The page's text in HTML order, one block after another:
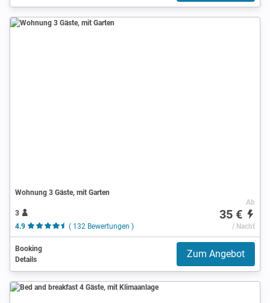
Wohnung 3 Gäste, mit Garten
3
4.9
( 132 Bewertungen )
Ab
35 €
/ Nacht
Booking
Details
Zum Angebot